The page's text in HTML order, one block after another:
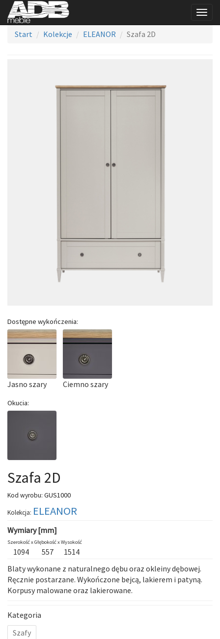
Start
Kolekcje ELEANOR Szafa 2D
Dostępne wykończenia:
Jasno szary Ciemno szary
Okucia:
Szafa 2D
Kod wyrobu: GUS1000
Kolekcja: ELEANOR
Wymiary [mm]
Szerokość xGłębokość xWysokość
1094 557
1514
Blaty wykonane z naturalnego dębu oraz okleiny dębowej.
Ręcznie postarzane. Wykończone bejcą, lakierem i patyną.
Korpusy malowane oraz lakierowane.
Kategoria
Szafy